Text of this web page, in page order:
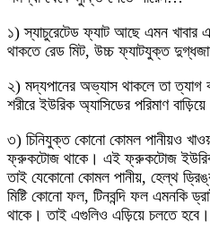
১) স্যাচুরেটেড ফ্যাট আছে এমন
থাকতে রেড মিট, উচ্চ ফ্যাটযুক্ত
২) মদ্যপানের অভ্যাস থাকলে তা
শরীরে ইউরিক অ্যাসিডের পরিমাণ বাড়িয়ে
৩) চিনিযুক্ত কোনো কোমল পানীয়ও
ফ্রুকটোজ থাকে। এই ফ্রুকটোজ ইউরিক
তাই যেকোনো কোমল পানীয়, হেল্‌থ
মিষ্টি কোনো ফল, টিনবন্দি ফল এমনকি
থাকে। তাই এগুলিও এড়িয়ে চলতে হবে।